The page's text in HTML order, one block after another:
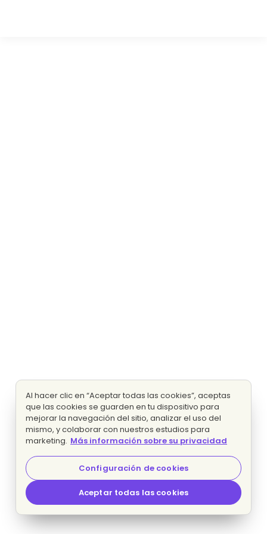
Al hacer clic en “Aceptar todas las cookies”, aceptas
que las cookies se guarden en tu dispositivo para
mejorar la navegación del sitio, analizar el uso del
mismo, y colaborar con nuestros estudios para
marketing. Más información sobre su privacidad
Configuración de cookies
Aceptar todas las cookies